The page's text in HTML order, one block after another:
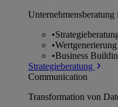
•
•
•Business
Strategieberatung
Communication
Transformation von